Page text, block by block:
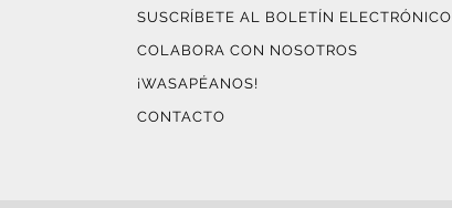
SUSCRÍBETE AL BOLETÍN ELECTRÓNICO
COLABORA CON NOSOTROS
¡WASAPÉANOS!
CONTACTO